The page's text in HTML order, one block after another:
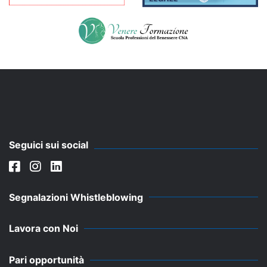
Seguici sui social
Segnalazioni Whistleblowing
Lavora con Noi
Pari opportunità